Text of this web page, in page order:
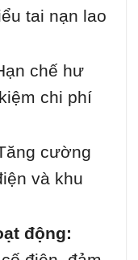
tai nạn lao
chế hư
chi phí
cường
và khu
động: